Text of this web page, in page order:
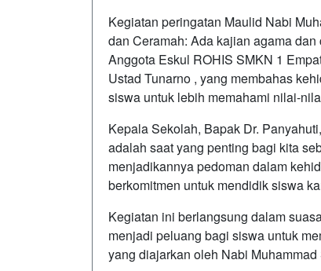
Kegiatan peringatan Maulid Nabi
dan Ceramah: Ada kajian agama
Anggota Eskul ROHIS SMKN 1
Ustad Tunarno , yang membahas
siswa untuk lebih memahami nilai-
Kepala Sekolah, Bapak Dr.
adalah saat yang penting bagi kita
menjadikannya pedoman dalam
berkomitmen untuk mendidik siswa
Kegiatan ini berlangsung dalam
menjadi peluang bagi siswa untuk
yang diajarkan oleh Nabi Muhammad